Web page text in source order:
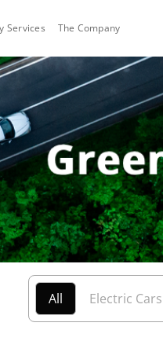
Services The Company
All Electric Cars